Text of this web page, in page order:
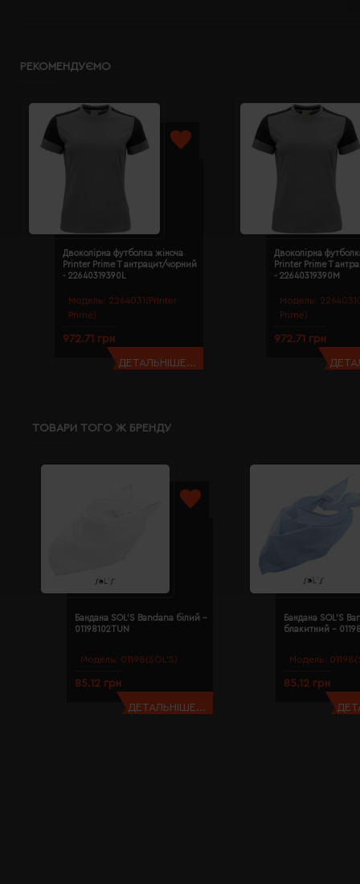
РЕКОМЕНДУЄМО
Модель: 2264031(Printer
Prime)
Двоколірна футболка жіноча
Printer Prime T антрацит/чорний
- 22640319390L
972.71 грн
ДЕТАЛЬНІШЕ...
Модель:
Prime)
Двоколірна
Printer Prime T
- 22640319390M
972.71 грн
ТОВАРИ ТОГО Ж БРЕНДУ
Модель: 01198(SOL’S)
Бандана SOL'S Bandana білий -
01198102TUN
85.12 грн
ДЕТАЛЬНІШЕ...
Модель:
Бандана SOL'S
блакитний -
85.12 грн